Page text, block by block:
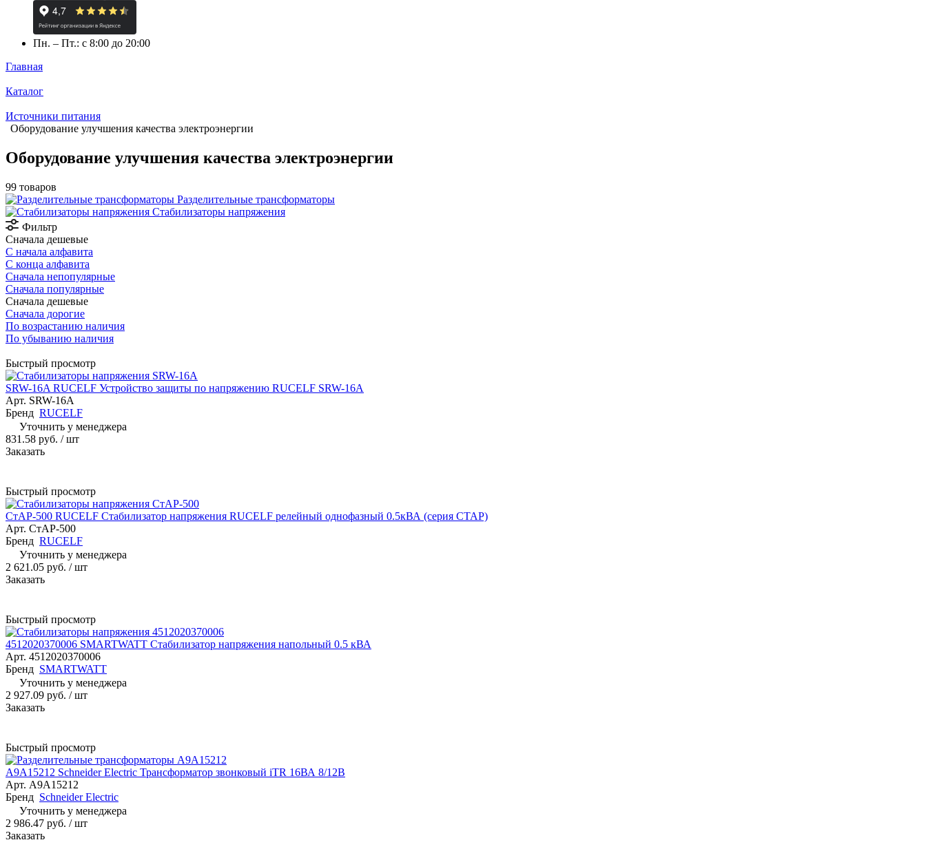
Пн. – Пт.: с 8:00 до 20:00
Главная
Каталог
Источники питания
Оборудование улучшения качества электроэнергии
Оборудование улучшения качества электроэнергии
99 товаров
Разделительные трансформаторы
Стабилизаторы напряжения
Фильтр
Сначала дешевые
С начала алфавита
С конца алфавита
Сначала непопулярные
Сначала популярные
Сначала дешевые
Сначала дорогие
По возрастанию наличия
По убыванию наличия
Быстрый просмотр
SRW-16A RUCELF Устройство защиты по напряжению RUCELF SRW-16A
Арт. SRW-16A
Бренд RUCELF
Уточнить у менеджера
831.58 руб. / шт
Заказать
Быстрый просмотр
СтАР-500 RUCELF Стабилизатор напряжения RUCELF релейный однофазный 0.5кВА (серия СТАР)
Арт. СтАР-500
Бренд RUCELF
Уточнить у менеджера
2 621.05 руб. / шт
Заказать
Быстрый просмотр
4512020370006 SMARTWATT Стабилизатор напряжения напольный 0.5 кВА
Арт. 4512020370006
Бренд SMARTWATT
Уточнить у менеджера
2 927.09 руб. / шт
Заказать
Быстрый просмотр
A9A15212 Schneider Electric Трансформатор звонковый iTR 16ВА 8/12В
Арт. A9A15212
Бренд Schneider Electric
Уточнить у менеджера
2 986.47 руб. / шт
Заказать